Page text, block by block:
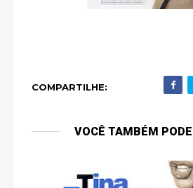
COMPARTILHE:
VOCÊ TAMBÉM